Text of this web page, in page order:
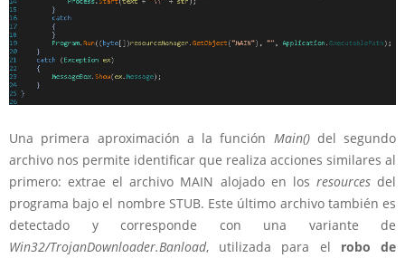
Una primera aproximación a la función Main() del segundo
archivo nos permite identificar que realiza acciones similares al
primero: extrae el archivo MAIN alojado en los resourcesdel
programa bajo el nombre STUB. Este último archivo también es
detectado y corresponde con una variante de
Win32/TrojanDownloader.Banload, utilizada para el robo de